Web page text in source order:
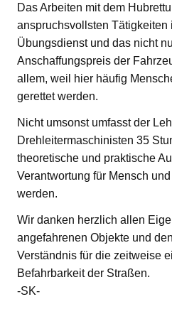
Das Arbeiten mit dem
anspruchsvollsten Tätigkeiten
Übungsdienst und das nicht
Anschaffungspreis der
allem, weil hier häufig
gerettet werden.
Nicht umsonst umfasst der
Drehleitermaschinisten 35
theoretische und praktische
Verantwortung für Mensch
werden.
Wir danken herzlich allen
angefahrenen Objekte und
Verständnis für die zeitweise
Befahrbarkeit der Straßen.
-SK-